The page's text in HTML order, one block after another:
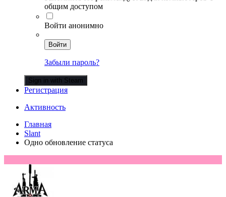
общим доступом
Войти анонимно
Войти
Забыли пароль?
Sign in with Steam
Регистрация
Активность
Главная
Slant
Одно обновление статуса